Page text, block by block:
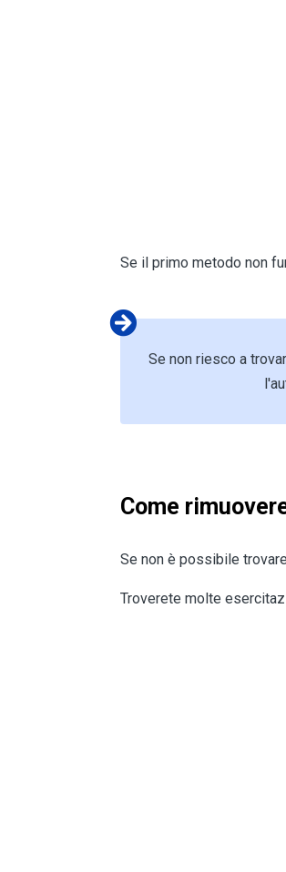
Se il primo metodo non
Se non riesco a
Come
Se non è possibile
Troverete molte